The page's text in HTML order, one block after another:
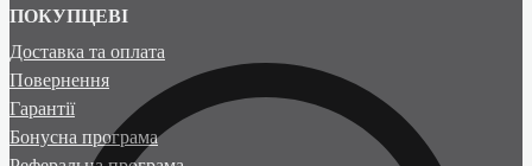
ПОКУПЦЕВІ
Доставка та оплата
Повернення
Гарантії
Бонусна програма